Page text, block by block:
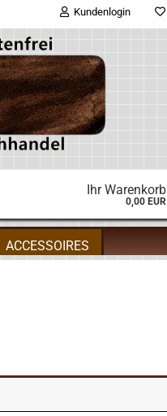
Kundenlogin
Ihr Warenkorb
0,00 EUR
ACCESSOIRES